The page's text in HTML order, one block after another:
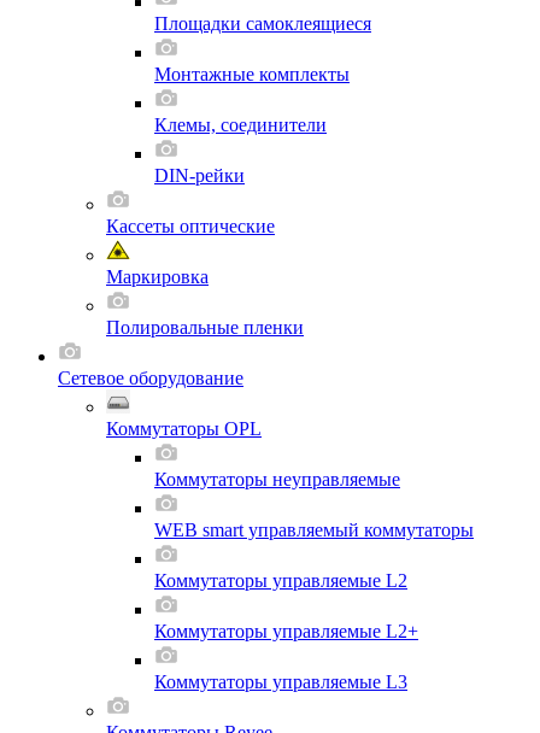
Площадки самоклеящиеся
Монтажные комплекты
Клемы, соединители
DIN-рейки
Кассеты оптические
Маркировка
Полировальные пленки
Сетевое оборудование
Коммутаторы OPL
Коммутаторы неуправляемые
WEB smart управляемый коммутаторы
Коммутаторы управляемые L2
Коммутаторы управляемые L2+
Коммутаторы управляемые L3